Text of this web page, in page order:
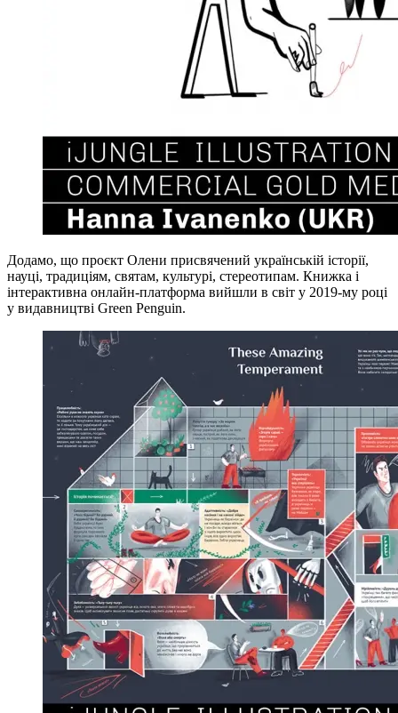
Додамо, що проєкт Олени присвячений українській історії,
науці, традиціям, святам, культурі, стереотипам. Книжка і
інтерактивна онлайн-платформа вийшли в світ у 2019-му році
у видавництві Green Penguin.